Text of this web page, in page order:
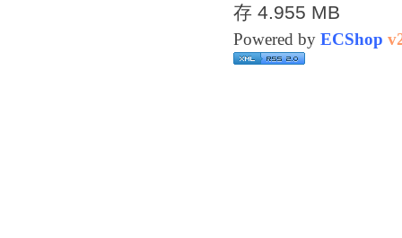
存 4.955 MB
Powered by ECShop